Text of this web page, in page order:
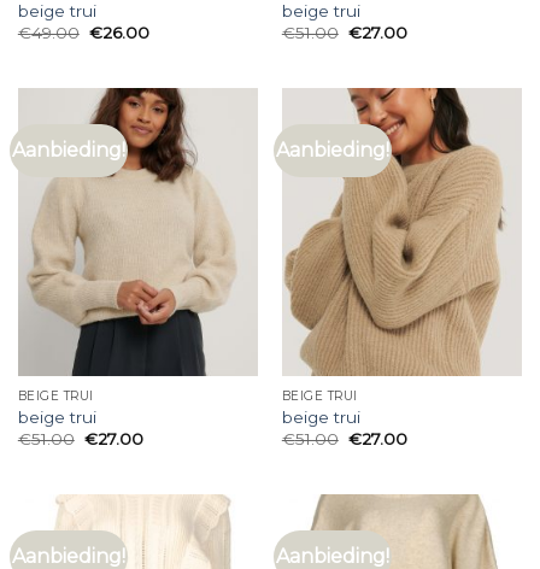
beige trui
€49.00 €26.00
beige trui
€51.00 €27.00
Aanbieding!
BEIGE TRUI
beige trui
€51.00 €27.00
Aanbieding!
BEIGE TRUI
beige trui
€51.00 €27.00
Aanbieding! Aanbieding!